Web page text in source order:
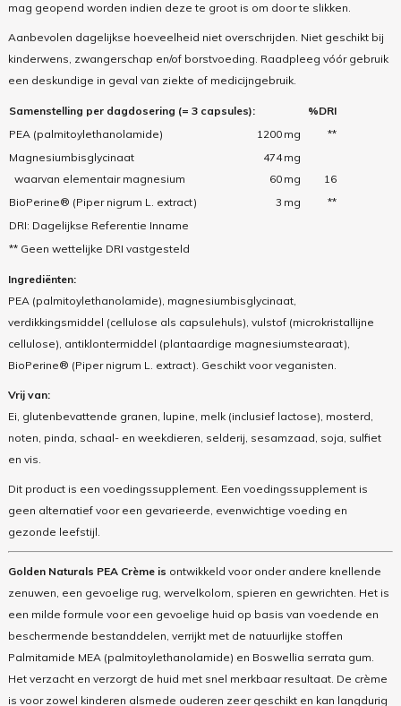
mag geopend worden indien deze te groot is om door te slikken.
Aanbevolen dagelijkse hoeveelheid niet overschrijden. Niet geschikt bij
kinderwens, zwangerschap en/of borstvoeding. Raadpleeg vóór gebruik
een deskundige in geval van ziekte of medicijngebruik.
Samenstelling per dagdosering (= 3 capsules):
%DRI
PEA (palmitoylethanolamide)
1200 mg
**
Magnesiumbisglycinaat
waarvan elementair magnesium
474
60
mg
mg
16
BioPerine® (Piper nigrum L. extract)
3 mg
**
DRI: Dagelijkse Referentie Inname
** Geen wettelijke DRI vastgesteld
Ingrediënten:
PEA (palmitoylethanolamide), magnesiumbisglycinaat,
verdikkingsmiddel (cellulose als capsulehuls), vulstof (microkristallijne
cellulose), antiklontermiddel (plantaardige magnesiumstearaat),
BioPerine® (Piper nigrum L. extract). Geschikt voor veganisten.
Vrij van:
Ei, glutenbevattende granen, lupine, melk (inclusief lactose), mosterd,
noten, pinda, schaal- en weekdieren, selderij, sesamzaad, soja, sulfiet
en vis.
Dit product is een voedingssupplement. Een voedingssupplement is
geen alternatief voor een gevarieerde, evenwichtige voeding en
gezonde leefstijl.
Golden Naturals PEA Crème is ontwikkeld voor onder andere knellende
zenuwen, een gevoelige rug, wervelkolom, spieren en gewrichten. Het is
een milde formule voor een gevoelige huid op basis van voedende en
beschermende bestanddelen, verrijkt met de natuurlijke stoffen
Palmitamide MEA (palmitoylethanolamide) en Boswellia serrata gum.
Het verzacht en verzorgt de huid met snel merkbaar resultaat. De crème
is voor zowel kinderen alsmede ouderen zeer geschikt en kan langdurig